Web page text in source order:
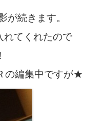
が続きます。
れてくれたので
の編集中ですが★